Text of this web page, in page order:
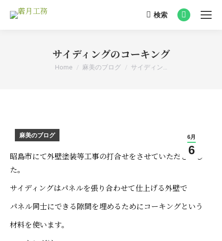
Search:
検索
Facebook
サイディングのコーキング
You are here:
Home 麻美のブログ サイディン…
6月
6
麻美のブログ
昭島市にて外壁塗装等工事の打合せをさせていただきまし
た。
サイディングはパネルを張り合わせて仕上げる外壁で
パネル同士にできる隙間を埋めるためにコーキングという
材料を使います。